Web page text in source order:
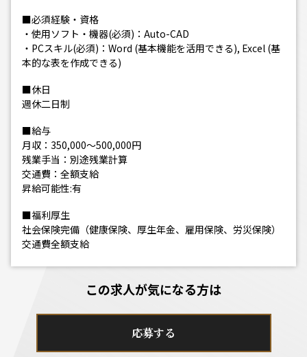
■必須経験・資格
・使用ソフト・機器(必須)：Auto-CAD
・PCスキル(必須)：Word (基本機能を活用できる), Excel (基
本的な表を作成できる)
■休日
週休二日制
■給与
月収：350,000～500,000円
残業手当：別途残業計算
交通費：全額支給
昇給可能性:有
■福利厚生
社会保険完備（健康保険、厚生年金、雇用保険、労災保険）
交通費全額支給
この求人が気になる方は
応募する